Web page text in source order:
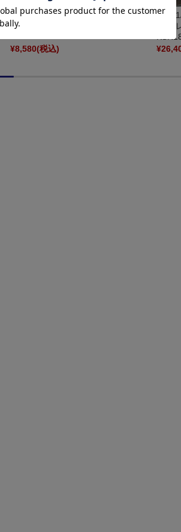
京商 1/43 レクサス TX 350 グラファイ
トブラック KS03923GBK
¥8,580(税込)
京商
ツ